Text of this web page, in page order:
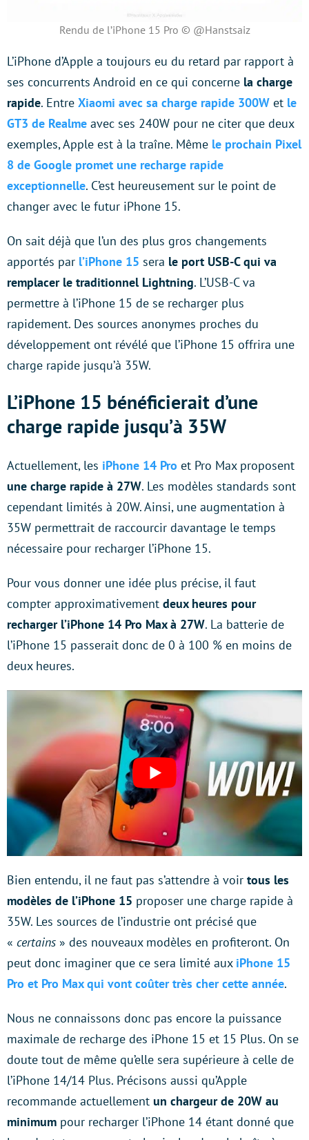
Rendu de l’iPhone 15 Pro © @Hanstsaiz
L’iPhone d’Apple a toujours eu du retard par rapport à
ses concurrents Android en ce qui concerne la charge
rapide. Entre Xiaomi avec sa charge rapide 300W et le
GT3 de Realme avec ses 240W pour ne citer que deux
exemples, Apple est à la traîne. Même le prochain Pixel
8 de Google promet une recharge rapide
exceptionnelle. C’est heureusement sur le point de
changer avec le futur iPhone 15.
On sait déjà que l’un des plus gros changements
apportés par l’iPhone 15 sera le port USB-C qui va
remplacer le traditionnel Lightning. L’USB-C va
permettre à l’iPhone 15 de se recharger plus
rapidement. Des sources anonymes proches du
développement ont révélé que l’iPhone 15 offrira une
charge rapide jusqu’à 35W.
L’iPhone 15 bénéficierait d’une
charge rapide jusqu’à 35W
Actuellement, les iPhone 14 Pro et Pro Max proposent
une charge rapide à 27W. Les modèles standards sont
cependant limités à 20W. Ainsi, une augmentation à
35W permettrait de raccourcir davantage le temps
nécessaire pour recharger l’iPhone 15.
Pour vous donner une idée plus précise, il faut
compter approximativement deux heures pour
recharger l’iPhone 14 Pro Max à 27W. La batterie de
l’iPhone 15 passerait donc de 0 à 100 % en moins de
deux heures.
Bien entendu, il ne faut pas s’attendre à voir tous les
modèles de l’iPhone 15 proposer une charge rapide à
35W. Les sources de l’industrie ont précisé que
« certains » des nouveaux modèles en profiteront. On
peut donc imaginer que ce sera limité aux iPhone 15
Pro et Pro Max qui vont coûter très cher cette année.
Nous ne connaissons donc pas encore la puissance
maximale de recharge des iPhone 15 et 15 Plus. On se
doute tout de même qu’elle sera supérieure à celle de
l’iPhone 14/14 Plus. Précisons aussi qu’Apple
recommande actuellement un chargeur de 20W au
minimum pour recharger l’iPhone 14 étant donné que